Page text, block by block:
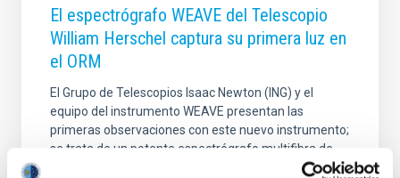
El espectrógrafo WEAVE del Telescopio
William Herschel captura su primera luz en
el ORM
El Grupo de Telescopios Isaac Newton (ING) y el
equipo del instrumento WEAVE presentan las
primeras observaciones con este nuevo instrumento;
se trata de un potente espectrógrafo multifibra de
última generación que, en sinergia con el satélite